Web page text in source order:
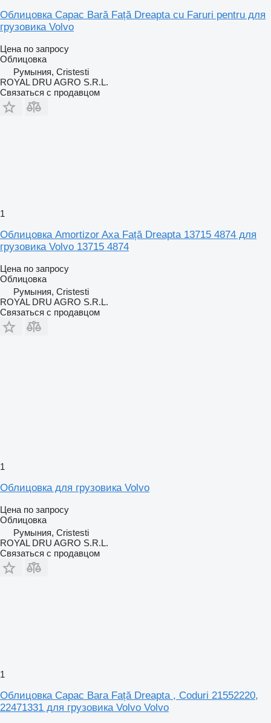
Облицовка Capac Bară Față Dreapta cu Faruri pentru для
грузовика Volvo
Цена по запросу
Облицовка
Румыния, Cristesti
ROYAL DRU AGRO S.R.L.
Связаться с продавцом
1
Облицовка Amortizor Axa Față Dreapta 13715 4874 для
грузовика Volvo 13715 4874
Цена по запросу
Облицовка
Румыния, Cristesti
ROYAL DRU AGRO S.R.L.
Связаться с продавцом
1
Облицовка для грузовика Volvo
Цена по запросу
Облицовка
Румыния, Cristesti
ROYAL DRU AGRO S.R.L.
Связаться с продавцом
1
Облицовка Capac Bara Față Dreapta , Coduri 21552220,
22471331 для грузовика Volvo Volvo